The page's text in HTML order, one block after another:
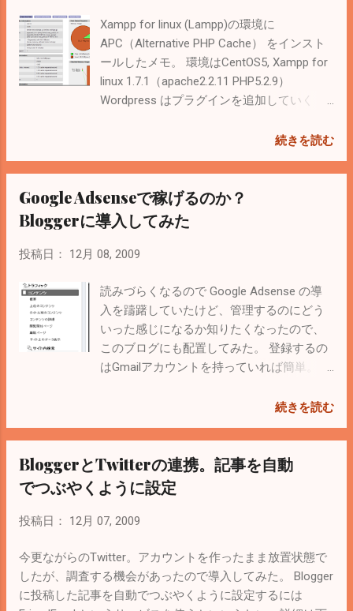
ベースのインストーラらしい。 php.iniの場
所とかapachectrlの場所を聞かれるけど、そ
れぞれ/opt/lamppの下にあるのを指定す
る。 成功すると次のようなメッセージが表
示される。 php.ini
（シンボリックリンクになる）。 Xamppを
に速くはなっているけど、wordpressの場合
はAPCの方が微妙に速い。たぶんrequireが
多いからだと思う。この辺はPHPのプログ
ラムによって変わってくるので適宜選択す
る必要があると思う。
Xampp for linux (Lampp)の環境に
APC（Alternative PHP Cache） をインスト
ールしたメモ。 環境はCentOS5, Xampp for
linux 1.7.1（apache2.2.11 PHP5.2.9）
Wordpress はプラグインを追加していく
セスした際にwp-load.phpがrequireされると
requireしているので、どれが遅いか調べる
ときはこのループの中で microtime とかで
時間を出力すると分かる。
APC（Alternative PHP Cache）はphpアクセ
ラレーターの一つ。phpのバイトコンパイル
る。 他の有名どころはeAcceleratorとか
Zend Optimizer がある。 wikipedia
eAcceleratorは既にXamppにインストールさ
れているので、php.iniのeAcceleratorのコメ
ントを消して再起動すれば使える。 今回は
える。xampp-linux-develは 公式サイト から
cd /opt # tar xzvf xampp-linux-devel-
1.7.1.tar.gz # yum install autoconf gcc コン
パイル環境が整ったのでインストール。今
のバージョンは3.0.19。 # cd /opt/lampp/bin
# ./pecl install APC php.iniに
を再起動。プラグインを読み込むrequireの
処理が劇的に速くなった。全体（体感）的
には2倍ぐらい高速化した感じ。 apcの設定
続きを読む
Google Adsenseで稼げるのか？
Bloggerに導入してみた
投稿日： 12月 08, 2009
読みづらくなるので Google Adsense の導
入を躊躇していたけど、管理するのにどう
いった感じになるか知りたくなったので、
このブログにも配置してみた。 登録するの
はGmailアカウントを持っていれば簡単。 公
で進めていけば終了。 登録するときは事前
登録後は審査（？）があって、それが終わ
れば通知が来て使えるようになる。 このブ
ログみたいにBloggerの場合は「レイアウ
ト」から選択するだけで導入完了。 配置す
る場所によってクリックされる確率が変わ
ないように下の方に配置した。 管理するの
はAdsenseの管理画面で詳細が分かるけ
ど、 Google Analytics と連携すれば便利。
続きを読む
BloggerとTwitterの連携。記事を自動
でつぶやくように設定
投稿日： 12月 07, 2009
今更ながらのTwitter。アカウントを作ったまま放置状態で
したが、調査する機会があったので導入してみた。 Blogger
に投稿した記事を自動でつぶやくように設定するには